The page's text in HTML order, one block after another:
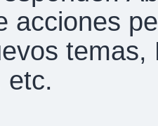
acciones
etc.